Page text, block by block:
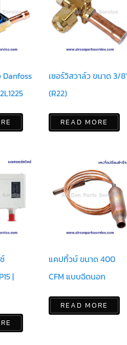
Danfoss
เซอร์วิสวาล์ว ขนาด 3/
(R22)
READ MORE
|
แคปทิ้วบ์ ขนาด 400
CFM แบบฉีดนอก
READ MORE